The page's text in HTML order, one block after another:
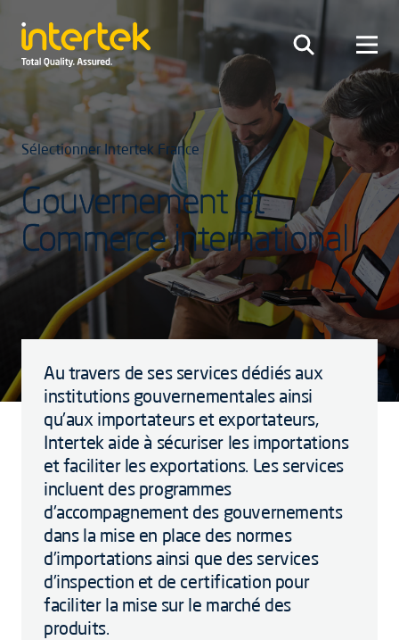
Sélectionner Intertek France
Gouvernement et
Commerce international
Au travers de ses services dédiés aux
institutions gouvernementales ainsi
qu'aux importateurs et exportateurs,
Intertek aide à sécuriser les importations
et faciliter les exportations. Les services
incluent des programmes
d'accompagnement des gouvernements
dans la mise en place des normes
d'importations ainsi que des services
d'inspection et de certification pour
faciliter la mise sur le marché des
produits.